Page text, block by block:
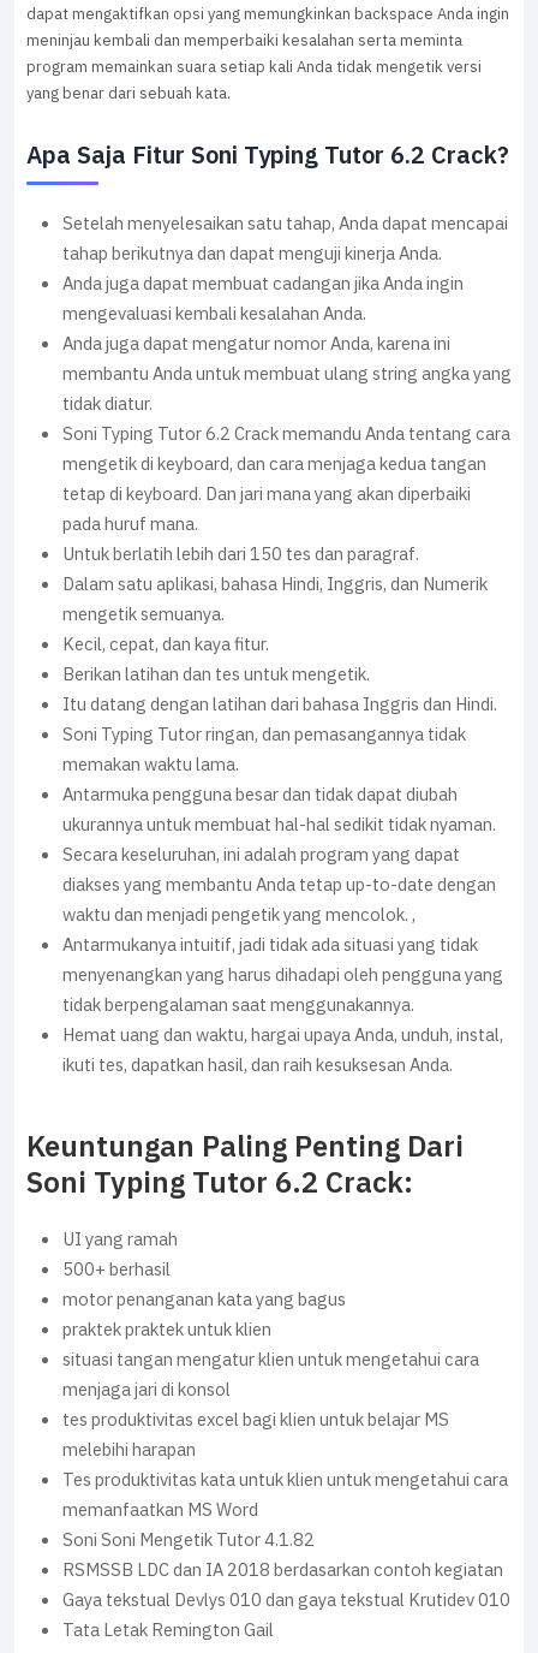
dapat mengaktifkan opsi yang memungkinkan backspace Anda ingin
meninjau kembali dan memperbaiki kesalahan serta meminta
program memainkan suara setiap kali Anda tidak mengetik versi
yang benar dari sebuah kata.
Apa Saja Fitur Soni Typing Tutor 6.2 Crack?
Setelah menyelesaikan satu tahap, Anda dapat mencapai
tahap berikutnya dan dapat menguji kinerja Anda.
Anda juga dapat membuat cadangan jika Anda ingin
mengevaluasi kembali kesalahan Anda.
Anda juga dapat mengatur nomor Anda, karena ini
membantu Anda untuk membuat ulang string angka yang
tidak diatur.
Soni Typing Tutor 6.2 Crack memandu Anda tentang cara
mengetik di keyboard, dan cara menjaga kedua tangan
tetap di keyboard. Dan jari mana yang akan diperbaiki
pada huruf mana.
Untuk berlatih lebih dari 150 tes dan paragraf.
Dalam satu aplikasi, bahasa Hindi, Inggris, dan Numerik
mengetik semuanya.
Kecil, cepat, dan kaya fitur.
Berikan latihan dan tes untuk mengetik.
Itu datang dengan latihan dari bahasa Inggris dan Hindi.
Soni Typing Tutor ringan, dan pemasangannya tidak
memakan waktu lama.
Antarmuka pengguna besar dan tidak dapat diubah
ukurannya untuk membuat hal-hal sedikit tidak nyaman.
Secara keseluruhan, ini adalah program yang dapat
diakses yang membantu Anda tetap up-to-date dengan
waktu dan menjadi pengetik yang mencolok. ,
Antarmukanya intuitif, jadi tidak ada situasi yang tidak
menyenangkan yang harus dihadapi oleh pengguna yang
tidak berpengalaman saat menggunakannya.
Hemat uang dan waktu, hargai upaya Anda, unduh, instal,
ikuti tes, dapatkan hasil, dan raih kesuksesan Anda.
Keuntungan Paling Penting Dari
Soni Typing Tutor 6.2 Crack:
UI yang ramah
500+ berhasil
motor penanganan kata yang bagus
praktek praktek untuk klien
situasi tangan mengatur klien untuk mengetahui cara
menjaga jari di konsol
tes produktivitas excel bagi klien untuk belajar MS
melebihi harapan
Tes produktivitas kata untuk klien untuk mengetahui cara
memanfaatkan MS Word
Soni Soni Mengetik Tutor 4.1.82
RSMSSB LDC dan IA 2018 berdasarkan contoh kegiatan
Gaya tekstual Devlys 010 dan gaya tekstual Krutidev 010
Tata Letak Remington Gail